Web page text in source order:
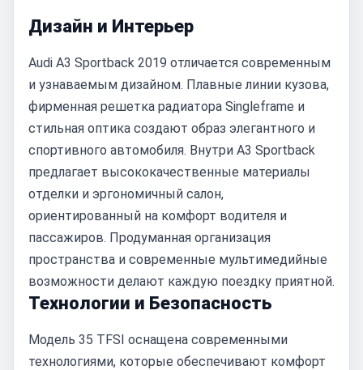
Дизайн и Интерьер
Audi A3 Sportback 2019 отличается современным
и узнаваемым дизайном. Плавные линии кузова,
фирменная решетка радиатора Singleframe и
стильная оптика создают образ элегантного и
спортивного автомобиля. Внутри A3 Sportback
предлагает высококачественные материалы
отделки и эргономичный салон,
ориентированный на комфорт водителя и
пассажиров. Продуманная организация
пространства и современные мультимедийные
возможности делают каждую поездку приятной.
Технологии и Безопасность
Модель 35 TFSI оснащена современными
технологиями, которые обеспечивают комфорт